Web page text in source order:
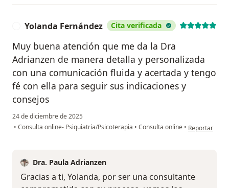
Yolanda Fernández Cita verificada
Muy buena atención que me da la Dra
Adrianzen de manera detalla y personalizada
con una comunicación fluida y acertada y tengo
fé con ella para seguir sus indicaciones y
consejos
24 de diciembre de 2025
• Consulta online- Psiquiatria/Psicoterapia • Consulta online • en opinión
Reportar
Dra. Paula Adrianzen
Gracias a ti, Yolanda, por ser una consultante